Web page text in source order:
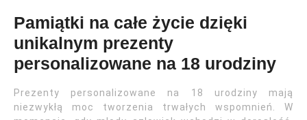
Pamiątki na całe życie dzięki
unikalnym prezenty
personalizowane na 18 urodziny
Prezenty personalizowane na 18 urodziny mają
niezwykłą moc tworzenia trwałych wspomnień. W